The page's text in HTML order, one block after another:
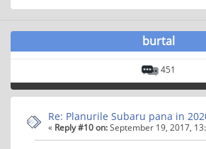
burtal
451
Re: Planurile Subaru pana in
« Reply #10 on:September 19, 2017,